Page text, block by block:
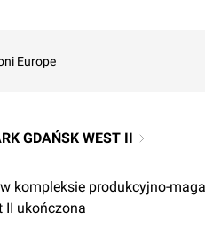
Europe
GDAŃSK WEST II
kompleksie produkcyjno-
II ukończona